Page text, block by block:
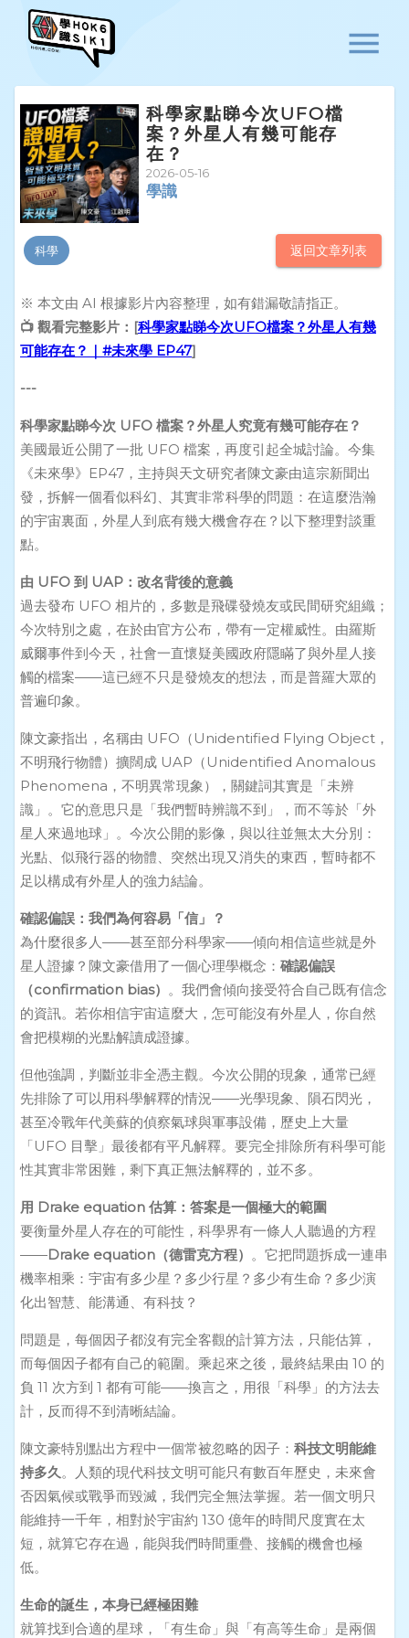
科學家點睇今次UFO檔
案？外星人有幾可能存
在？
2026-05-16
學識
科學 返回文章列表
※ 本文由 AI 根據影片內容整理，如有錯漏敬請指正。
📺 觀看完整影片：[科學家點睇今次UFO檔案？外星人有幾
可能存在？｜#未來學 EP47]
---
科學家點睇今次 UFO 檔案？外星人究竟有幾可能存在？
美國最近公開了一批 UFO 檔案，再度引起全城討論。今集
《未來學》EP47，主持與天文研究者陳文豪由這宗新聞出
發，拆解一個看似科幻、其實非常科學的問題：在這麼浩瀚
的宇宙裏面，外星人到底有幾大機會存在？以下整理對談重
點。
由 UFO 到 UAP：改名背後的意義
過去發布 UFO 相片的，多數是飛碟發燒友或民間研究組織；
今次特別之處，在於由官方公布，帶有一定權威性。由羅斯
威爾事件到今天，社會一直懷疑美國政府隱瞞了與外星人接
觸的檔案——這已經不只是發燒友的想法，而是普羅大眾的
普遍印象。
陳文豪指出，名稱由 UFO（Unidentified Flying Object，
不明飛行物體）擴闊成 UAP（Unidentified Anomalous
Phenomena，不明異常現象），關鍵詞其實是「未辨
識」。它的意思只是「我們暫時辨識不到」，而不等於「外
星人來過地球」。今次公開的影像，與以往並無太大分別：
光點、似飛行器的物體、突然出現又消失的東西，暫時都不
足以構成有外星人的強力結論。
確認偏誤：我們為何容易「信」？
為什麼很多人——甚至部分科學家——傾向相信這些就是外
星人證據？陳文豪借用了一個心理學概念： 確認偏誤
（confirmation bias） 。我們會傾向接受符合自己既有信念
的資訊。若你相信宇宙這麼大，怎可能沒有外星人，你自然
會把模糊的光點解讀成證據。
但他強調，判斷並非全憑主觀。今次公開的現象，通常已經
先排除了可以用科學解釋的情況——光學現象、隕石閃光，
甚至冷戰年代美蘇的偵察氣球與軍事設備，歷史上大量
「UFO 目擊」最後都有平凡解釋。要完全排除所有科學可能
性其實非常困難，剩下真正無法解釋的，並不多。
用 Drake equation 估算：答案是一個極大的範圍
要衡量外星人存在的可能性，科學界有一條人人聽過的方程
——Drake equation（德雷克方程） 。它把問題拆成一連串
機率相乘：宇宙有多少星？多少行星？多少有生命？多少演
化出智慧、能溝通、有科技？
問題是，每個因子都沒有完全客觀的計算方法，只能估算，
而每個因子都有自己的範圍。乘起來之後，最終結果由 10 的
負 11 次方到 1 都有可能——換言之，用很「科學」的方法去
計，反而得不到清晰結論。
陳文豪特別點出方程中一個常被忽略的因子： 科技文明能維
持多久。人類的現代科技文明可能只有數百年歷史，未來會
否因氣候或戰爭而毀滅，我們完全無法掌握。若一個文明只
能維持一千年，相對於宇宙約 130 億年的時間尺度實在太
短，就算它存在過，能與我們時間重疊、接觸的機會也極
低。
生命的誕生，本身已經極困難
就算找到合適的星球，「有生命」與「有高等生命」是兩個